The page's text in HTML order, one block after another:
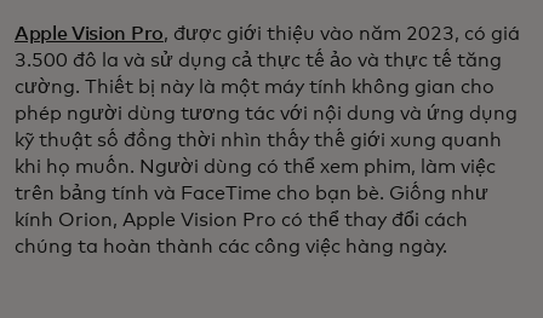
Apple Vision Pro, được giới thiệu vào năm 2023, có giá
3.500 đô la và sử dụng cả thực tế ảo và thực tế tăng
cường. Thiết bị này là một máy tính không gian cho
phép người dùng tương tác với nội dung và ứng dụng
kỹ thuật số đồng thời nhìn thấy thế giới xung quanh
khi họ muốn. Người dùng có thể xem phim, làm việc
trên bảng tính và FaceTime cho bạn bè. Giống như
kính Orion, Apple Vision Pro có thể thay đổi cách
chúng ta hoàn thành các công việc hàng ngày.